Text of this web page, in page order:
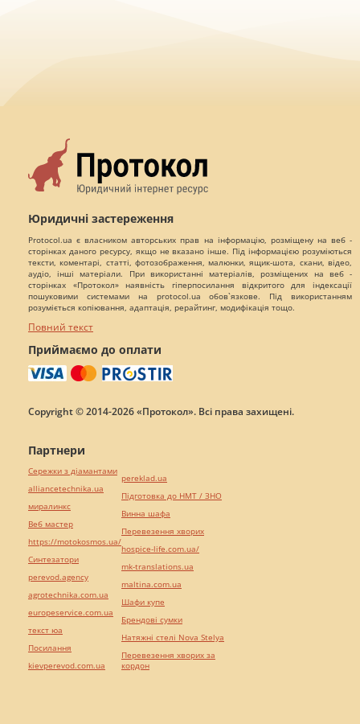
Юридичні застереження
Protocol.ua є власником авторських прав на інформацію, розміщену на веб -
сторінках даного ресурсу, якщо не вказано інше. Під інформацією розуміються
тексти, коментарі, статті, фотозображення, малюнки, ящик-шота, скани, відео,
аудіо, інші матеріали. При використанні матеріалів, розміщених на веб -
сторінках «Протокол» наявність гіперпосилання відкритого для індексації
пошуковими системами на protocol.ua обов`язкове. Під використанням
розуміється копіювання, адаптація, рерайтинг, модифікація тощо.
Повний текст
Приймаємо до оплати
Copyright © 2014-2026 «Протокол». Всі права захищені.
Партнери
Сережки з діамантами
alliancetechnika.ua
миралинкс
Веб мастер
https://motokosmos.ua/
Синтезатори
perevod.agency
agrotechnika.com.ua
europeservice.com.ua
текст юа
Посилання
kievperevod.com.ua
pereklad.ua
Підготовка до НМТ / ЗНО
Винна шафа
Перевезення хворих
hospice-life.com.ua/
mk-translations.ua
maltina.com.ua
Шафи купе
Брендові сумки
Натяжні стелі Nova Stelya
Перевезення хворих за
кордон